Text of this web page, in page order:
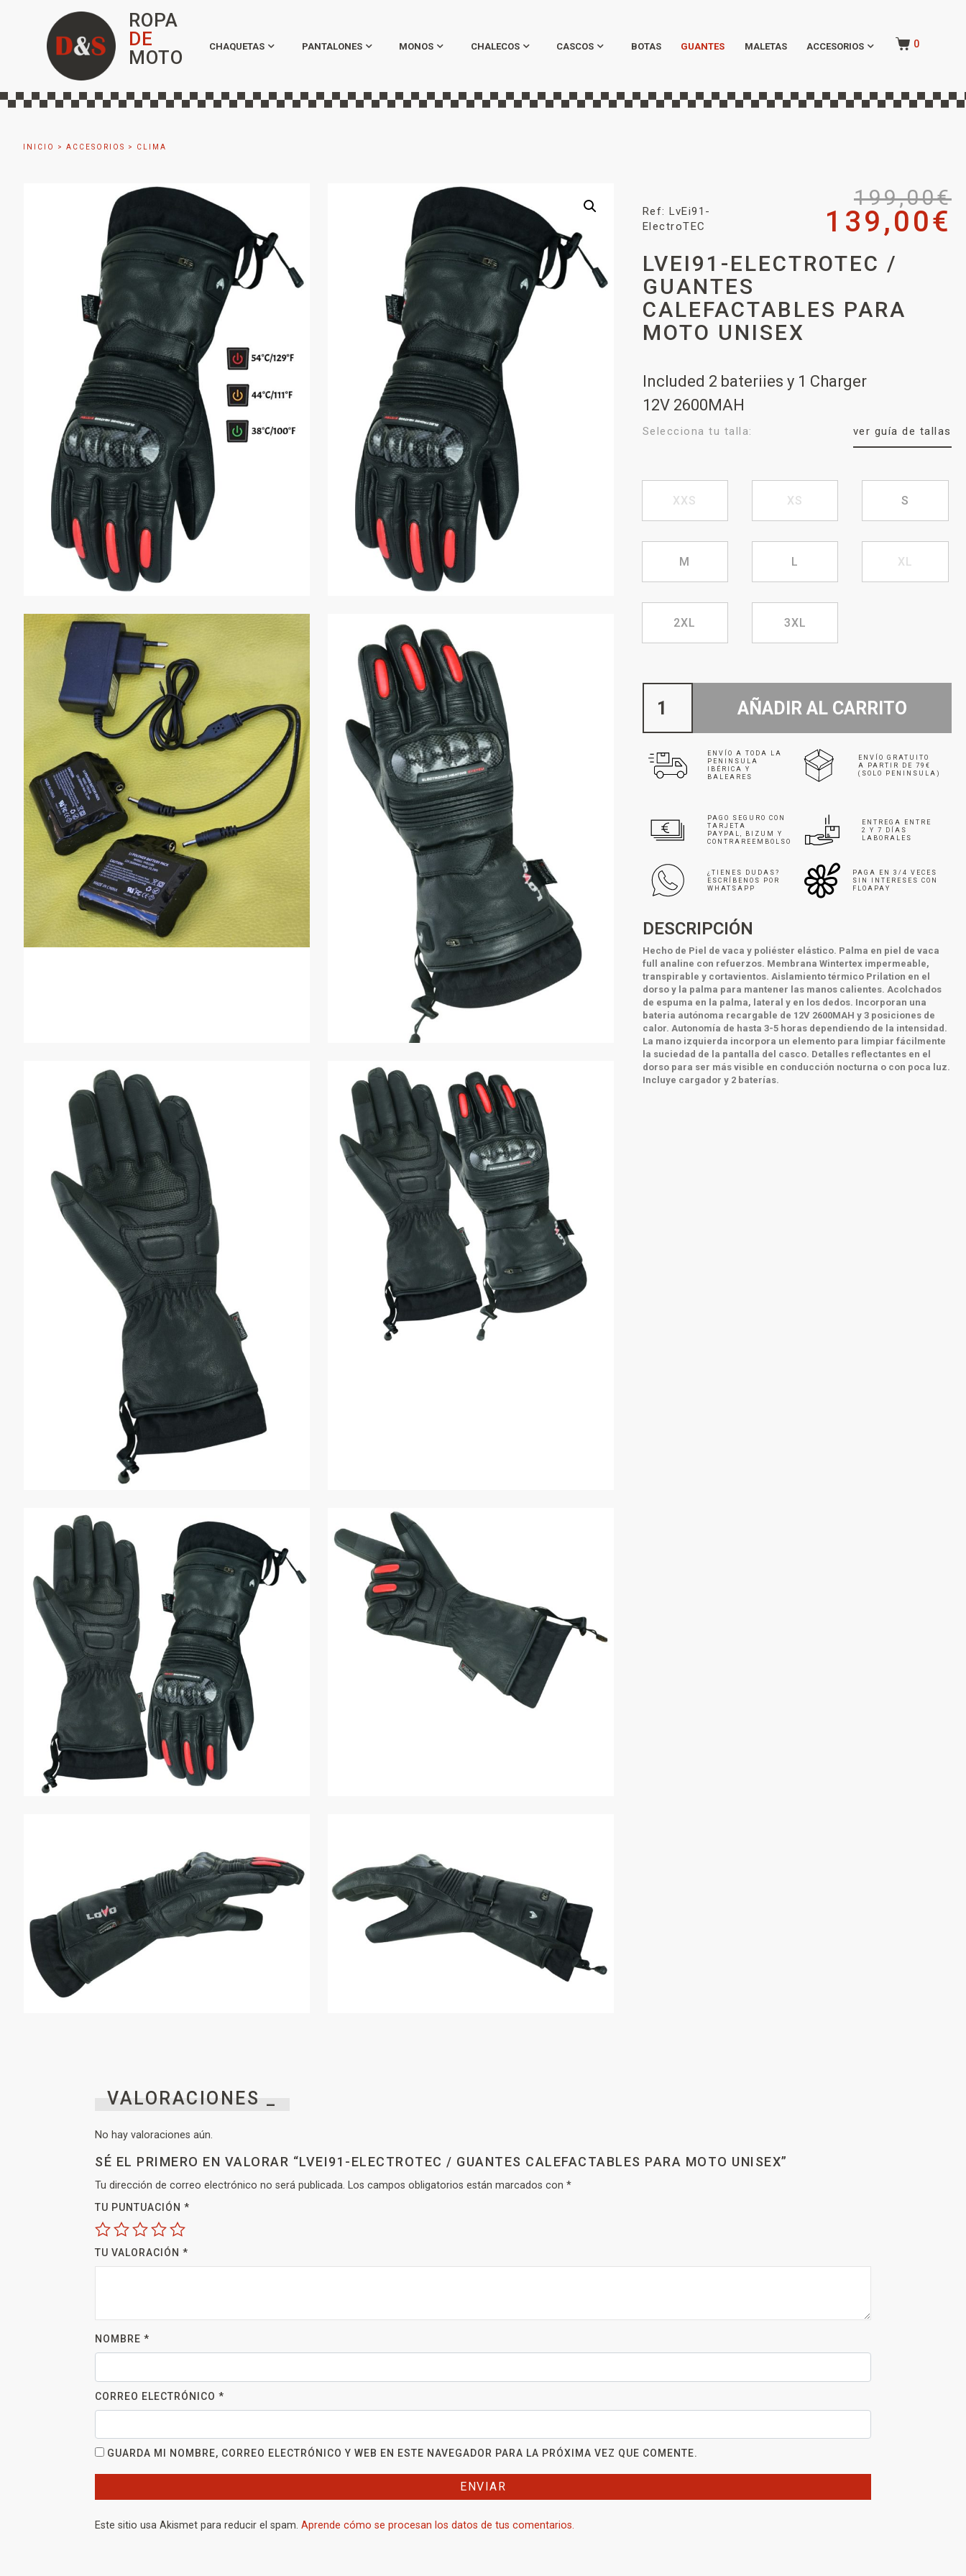
ROPA
DE
MOTO
CHAQUETAS PANTALONES MONOS CHALECOS CASCOS BOTAS GUANTES MALETAS ACCESORIOS 0
INICIO > ACCESORIOS > CLIMA
Ref: LvEi91-
ElectroTEC
199,00€
139,00€
LVEI91-ELECTROTEC /
GUANTES
CALEFACTABLES PARA
MOTO UNISEX
Included 2 bateriies y 1 Charger
12V 2600MAH
Selecciona tu talla: ver guía de tallas
XXS XS S
M L XL
2XL 3XL
AÑADIR AL CARRITO
ENVÍO A TODA LA
PENINSULA
IBÉRICA Y
BALEARES
ENVÍO GRATUITO
A PARTIR DE 79€
(SOLO PENINSULA)
PAGO SEGURO CON
TARJETA
PAYPAL, BIZUM Y
CONTRAREEMBOLSO
ENTREGA ENTRE
2 Y 7 DÍAS
LABORALES
¿TIENES DUDAS?
ESCRÍBENOS POR
WHATSAPP
PAGA EN 3/4 VECES
SIN INTERESES CON
FLOAPAY
DESCRIPCIÓN
Hecho de Piel de vaca y poliéster elástico. Palma en piel de vaca
full analine con refuerzos. Membrana Wintertex impermeable,
transpirable y cortavientos. Aislamiento térmico Prilation en el
dorso y la palma para mantener las manos calientes. Acolchados
de espuma en la palma, lateral y en los dedos. Incorporan una
bateria autónoma recargable de 12V 2600MAH y 3 posiciones de
calor. Autonomía de hasta 3-5 horas dependiendo de la intensidad.
La mano izquierda incorpora un elemento para limpiar fácilmente
la suciedad de la pantalla del casco. Detalles reflectantes en el
dorso para ser más visible en conducción nocturna o con poca luz.
Incluye cargador y 2 baterías.
VALORACIONES _
No hay valoraciones aún.
SÉ EL PRIMERO EN VALORAR “LVEI91-ELECTROTEC / GUANTES CALEFACTABLES PARA MOTO UNISEX”
Tu dirección de correo electrónico no será publicada. Los campos obligatorios están marcados con *
TU PUNTUACIÓN *
TU VALORACIÓN *
NOMBRE *
CORREO ELECTRÓNICO *
GUARDA MI NOMBRE, CORREO ELECTRÓNICO Y WEB EN ESTE NAVEGADOR PARA LA PRÓXIMA VEZ QUE COMENTE.
Este sitio usa Akismet para reducir el spam. Aprende cómo se procesan los datos de tus comentarios.